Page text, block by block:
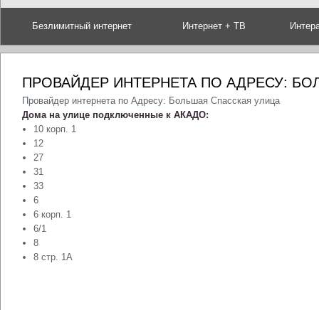
Безлимитный интернет Интернет + ТВ
ПРОВАЙДЕР ИНТЕРНЕТА ПО АДРЕСУ:
Провайдер интернета по Адресу: Большая Спасская улица
Дома на улице подключенные к АКАДО:
10 корп. 1
12
27
31
33
6
6 корп. 1
6/1
8
8 стр. 1А